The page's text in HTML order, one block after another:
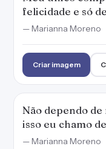
felicidade e só
— Marianna Moreno
Criar imagem
Não dependo
isso eu chamo
— Marianna Moreno